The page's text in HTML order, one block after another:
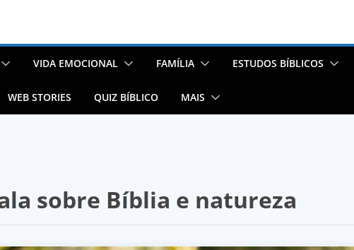
VIDA EMOCIONAL FAMÍLIA ESTUDOS BÍBLICOS
WEB STORIES QUIZ BÍBLICO MAIS
sobre Bíblia e natureza